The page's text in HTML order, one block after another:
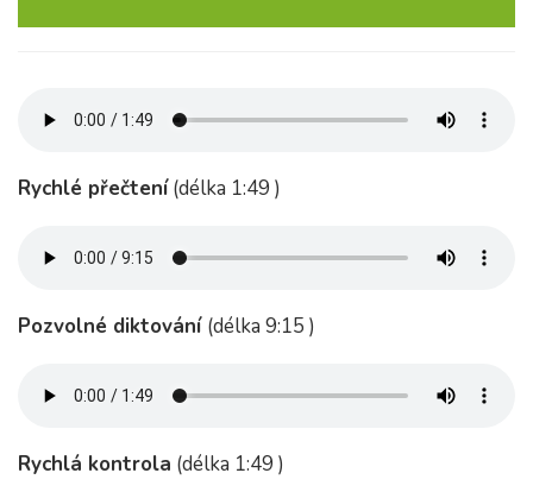
Rychlé přečtení(délka 1:49 )
Pozvolné diktování (délka 9:15 )
Rychlá kontrola (délka 1:49 )